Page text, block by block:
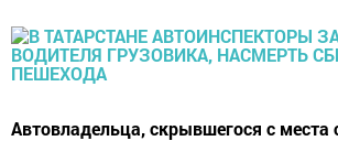
Автовладельца, скрывшегося с места